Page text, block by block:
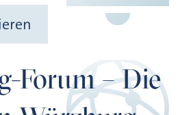
Forum – Die